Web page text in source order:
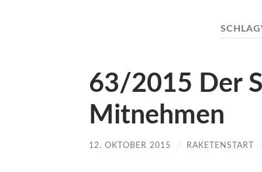
63/2015 Der
Mitnehmen
12. OKTOBER 2015 / RAKETENSTART /